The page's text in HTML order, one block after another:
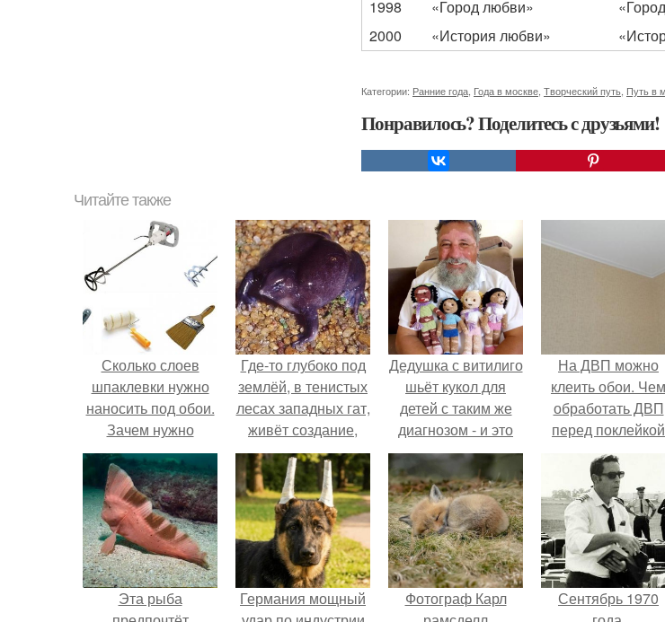
1998
«Город любви»
2000
«История любви»
Категории: Ранние года Года в москве Творческий путь Путь в
Понравилось? Поделитесь с друзьями!
Читайте также
Сколько слоев
шпаклевки нужно
наносить под обои.
Зачем нужно
шпаклевание
Где-то глубоко под
землёй, в тенистых
лесах западных гат,
живёт создание,
которое почти никто
не видит.
Дедушка с витилиго
шьёт кукол для
детей с таким же
диагнозом - и это
трогает до слёз.
На ДВП можно
клеить обои. Чем
обработать ДВП
перед поклейкой
обоев?
Эта рыба
Германия мощный
Фотограф Карл
Сентябрь 1970